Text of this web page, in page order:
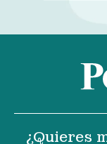
¿Quieres